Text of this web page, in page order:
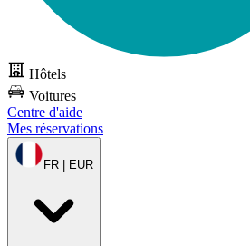
Hôtels
Voitures
Centre d'aide
Mes réservations
FR | EUR